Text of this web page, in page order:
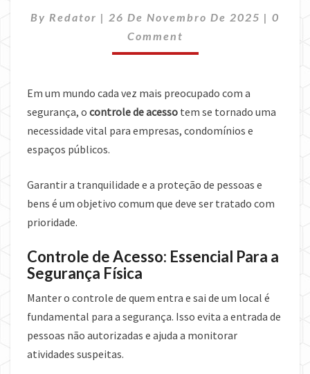
CONTROLE
DE
By Redator | 26 De Novembro De 2025 | 0
Comment
Em um mundo cada vez mais preocupado com a
segurança, o controle de acesso tem se tornado uma
necessidade vital para empresas, condomínios e
espaços públicos.
Garantir a tranquilidade e a proteção de pessoas e
bens é um objetivo comum que deve ser tratado com
prioridade.
Controle de Acesso: Essencial Para a
Segurança Física
Manter o controle de quem entra e sai de um local é
fundamental para a segurança. Isso evita a entrada de
pessoas não autorizadas e ajuda a monitorar
atividades suspeitas.